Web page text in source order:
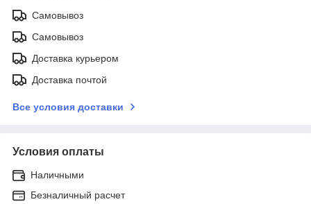
Самовывоз
Самовывоз
Доставка курьером
Доставка почтой
Все условия доставки
Условия оплаты
Наличными
Безналичный расчет